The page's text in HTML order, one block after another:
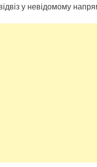
у невідомому